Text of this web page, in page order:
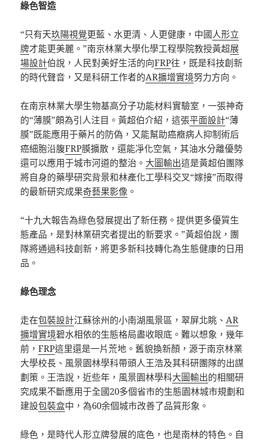
綠色智造
“只有天玖陽視覺更藍、水更清、人更健康，中國人形立
牌才能更美麗。”南京林業大學化學工程學院教授黃超展
場設計伯說，人民對美好生活的向FRP往，既是科技創新
的時代聲音，又是科研工作者的AR擴增實境努力方向。
在南京林業大學生物基高分子功能材料實驗室，一張神奇
的“薄膜”頗為引人注目。黃超伯介紹，這張平面設計“薄
膜”既能應用于藥片的防偽，又能幫助癌癥病人抑制術后
癌細胞沿腹FRP膜擴散，還能凈化空氣，其油水分離優勢
還可以應用于城市河道的整治。 大圖輸出這是黃超伯團隊
將自身的藥學研究背景和林產化工學科交叉“嫁接”而取得
的最新研究成果奇藝果影像 。
“十九大報告為綠色發展提出了新任務。提供更多優質生
態產品，是對林業研究者提出的新要求。”黃超伯說，團
隊將通過科技創新，將更多新科技轉化為生態健康的日用
品。
綠色理念
走在包裝設計江蘇徐州的小南湖風景區，翠屏北眺、AR
擴增實境碧水相依的生態格局盡收眼底。難以想象，幾年
前，FRP這里還是一片荒地。舊貌換新顏，源于南京林業
大學校長、風景園林學科帶頭人王浩及其科研團隊的出謀
劃策。王浩說，近些年，風景園林學科大圖輸出的相關研
究成果不斷應用于全國20多個省市的生態園林城市規劃和
建設包裝盒中，為60余個城市改善了品質形象。
綠色，是時代人形立牌發展的底色，也是南林的特色。自